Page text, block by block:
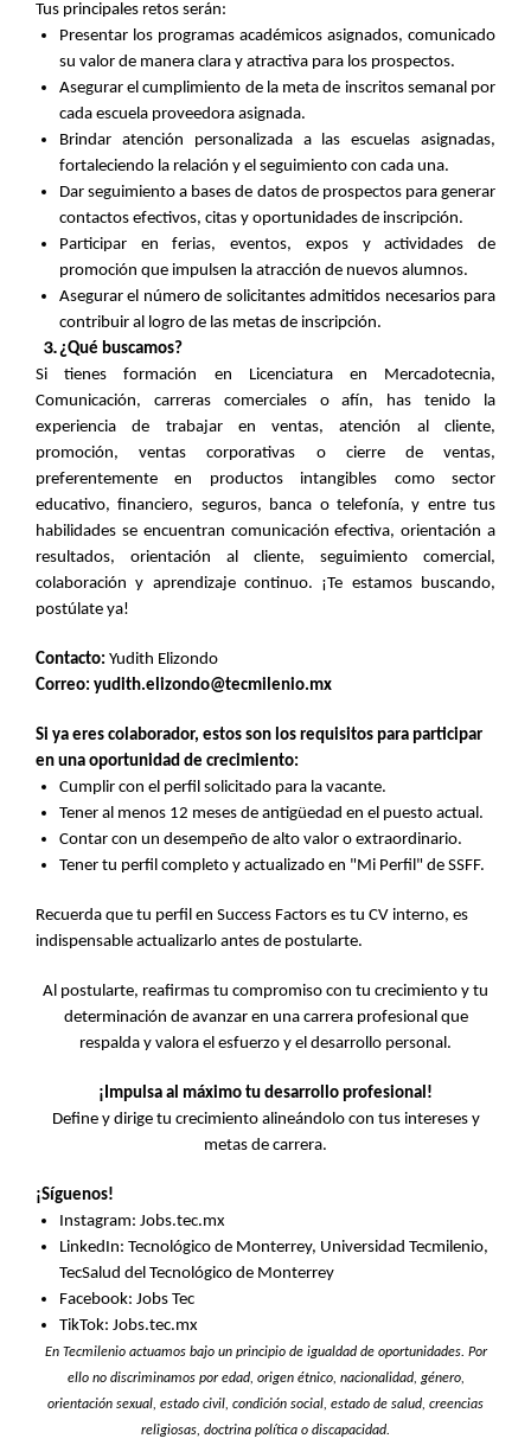
Tus principales retos serán:
Presentar los programas académicos asignados, comunicado
su valor de manera clara y atractiva para los prospectos.
Asegurar el cumplimiento de la meta de inscritos semanal por
cada escuela proveedora asignada.
Brindar atención personalizada a las escuelas asignadas,
fortaleciendo la relación y el seguimiento con cada una.
Dar seguimiento a bases de datos de prospectos para generar
contactos efectivos, citas y oportunidades de inscripción.
Participar en ferias, eventos, expos y actividades de
promoción que impulsen la atracción de nuevos alumnos.
Asegurar el número de solicitantes admitidos necesarios para
contribuir al logro de las metas de inscripción.
¿Qué buscamos?
Si tienes formación en Licenciatura en Mercadotecnia,
Comunicación, carreras comerciales o afín, has tenido la
experiencia de trabajar en ventas, atención al cliente,
promoción, ventas corporativas o cierre de ventas,
preferentemente en productos intangibles como sector
educativo, financiero, seguros, banca o telefonía, y entre tus
habilidades se encuentran comunicación efectiva, orientación a
resultados, orientación al cliente, seguimiento comercial,
colaboración y aprendizaje continuo. ¡Te estamos buscando,
postúlate ya!
Contacto: Yudith Elizondo
Correo: yudith.elizondo@tecmilenio.mx
Si ya eres colaborador, estos son los requisitos para participar
en una oportunidad de crecimiento:
Cumplir con el perfil solicitado para la vacante.
Tener al menos 12 meses de antigüedad en el puesto actual.
Contar con un desempeño de alto valor o extraordinario.
Tener tu perfil completo y actualizado en "Mi Perfil" de SSFF.
Recuerda que tu perfil en Success Factors es tu CV interno, es
indispensable actualizarlo antes de postularte.
Al postularte, reafirmas tu compromiso con tu crecimiento y tu
determinación de avanzar en una carrera profesional que
respalda y valora el esfuerzo y el desarrollo personal.
¡Impulsa al máximo tu desarrollo profesional!
Define y dirige tu crecimiento alineándolo con tus intereses y
metas de carrera.
¡Síguenos!
Instagram: Jobs.tec.mx
LinkedIn: Tecnológico de Monterrey, Universidad Tecmilenio,
TecSalud del Tecnológico de Monterrey
Facebook: Jobs Tec
TikTok: Jobs.tec.mx
En Tecmilenio actuamos bajo un principio de igualdad de oportunidades. Por
ello no discriminamos por edad, origen étnico, nacionalidad, género,
orientación sexual, estado civil, condición social, estado de salud, creencias
religiosas, doctrina política o discapacidad.